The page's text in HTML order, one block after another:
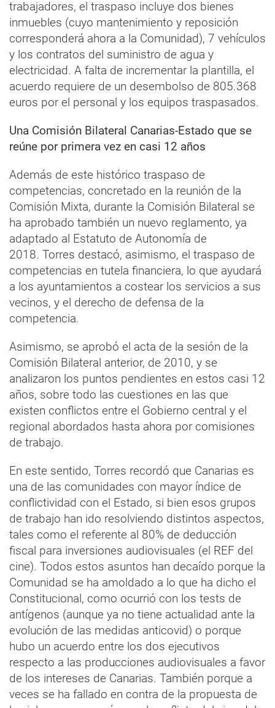
trabajadores, el traspaso incluye dos bienes
inmuebles (cuyo mantenimiento y reposición
corresponderá ahora a la Comunidad), 7 vehículos
y los contratos del suministro de agua y
electricidad. A falta de incrementar la plantilla, el
acuerdo requiere de un desembolso de 805.368
euros por el personal y los equipos traspasados.
Una Comisión Bilateral Canarias-Estado que se
reúne por primera vez en casi 12 años
Además de este histórico traspaso de
competencias, concretado en la reunión de la
Comisión Mixta, durante la Comisión Bilateral se
ha aprobado también un nuevo reglamento, ya
adaptado al Estatuto de Autonomía de
2018. Torres destacó, asimismo, el traspaso de
competencias en tutela financiera, lo que ayudará
a los ayuntamientos a costear los servicios a sus
vecinos, y el derecho de defensa de la
competencia.
Asimismo, se aprobó el acta de la sesión de la
Comisión Bilateral anterior, de 2010, y se
analizaron los puntos pendientes en estos casi 12
años, sobre todo las cuestiones en las que
existen conflictos entre el Gobierno central y el
regional abordados hasta ahora por comisiones
de trabajo.
En este sentido, Torres recordó que Canarias es
una de las comunidades con mayor índice de
conflictividad con el Estado, si bien esos grupos
de trabajo han ido resolviendo distintos aspectos,
tales como el referente al 80% de deducción
fiscal para inversiones audiovisuales (el REF del
cine). Todos estos asuntos han decaído porque la
Comunidad se ha amoldado a lo que ha dicho el
Constitucional, como ocurrió con los tests de
antígenos (aunque ya no tiene actualidad ante la
evolución de las medidas anticovid) o porque
hubo un acuerdo entre los dos ejecutivos
respecto a las producciones audiovisuales a favor
de los intereses de Canarias. También porque a
veces se ha fallado en contra de la propuesta de